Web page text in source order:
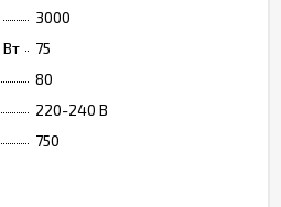
3000
75
80
220-240 В
750